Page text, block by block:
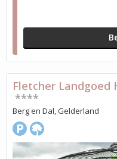
Fletcher
****
Berg en Dal, Gelderland